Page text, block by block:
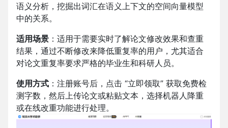
语义分析，挖掘出词汇在语义上下文的空间向量模型
中的关系。
适用场景 ：适用于需要实时了解论文修改效果和查重
结果，通过不断修改来降低重复率的用户，尤其适合
对论文重复率要求严格的毕业生和科研人员。
使用方式 ：注册账号后，点击 “立即领取” 获取免费检
测字数，然后上传论文或粘贴文本，选择机器人降重
或在线改重功能进行处理。